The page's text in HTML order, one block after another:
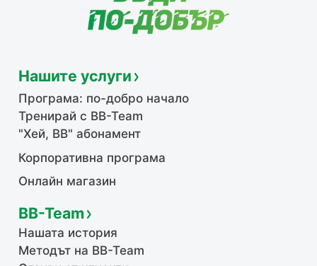
Нашите услуги
Програма: по-добро начало
Тренирай с BB-Team
"Хей, ВВ" абонамент
Корпоративна програма
Онлайн магазин
BB-Team
Нашата история
Методът на BB-Team